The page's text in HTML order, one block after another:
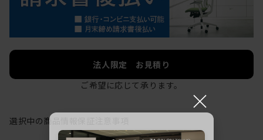
法人限定 お見積り
ご希望に応じて承ります。
選択中の商品情報
×